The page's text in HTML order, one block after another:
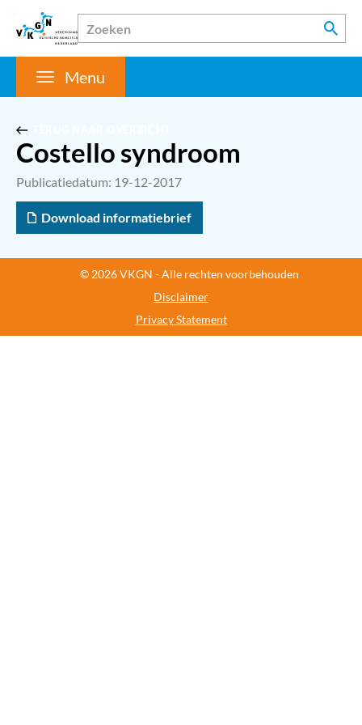
Menu
Costello syndroom
Publicatiedatum: 19-12-2017
Download informatiebrief
© 2026 VKGN - Alle rechten voorbehouden
Disclaimer
Privacy Statement